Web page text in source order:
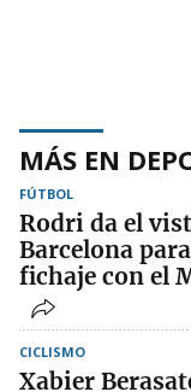
MÁS EN
FÚTBOL
Rodri da el
Barcelona
fichaje con el
CICLISMO
Xabier